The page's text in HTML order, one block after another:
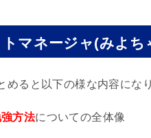
マネージャ(みよち
ると以下の様な内容になり
方法についての全体像